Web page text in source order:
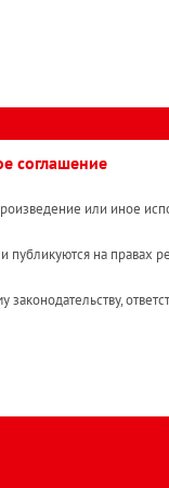
соглашение
или иное
на правах